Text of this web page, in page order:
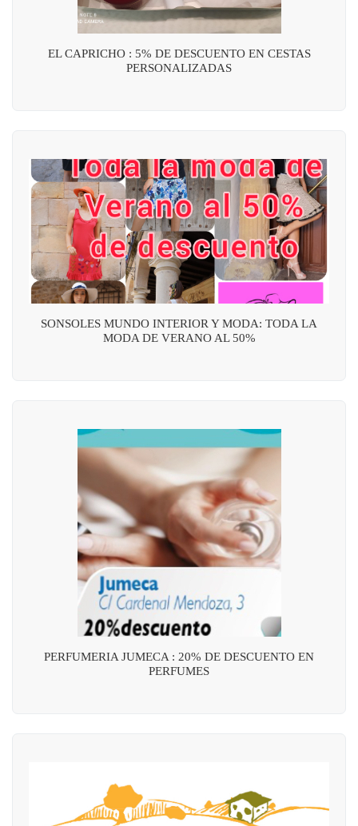
EL CAPRICHO : 5% DE DESCUENTO EN CESTAS
PERSONALIZADAS
SONSOLES MUNDO INTERIOR Y MODA: TODA LA
MODA DE VERANO AL 50%
PERFUMERIA JUMECA : 20% DE DESCUENTO EN
PERFUMES